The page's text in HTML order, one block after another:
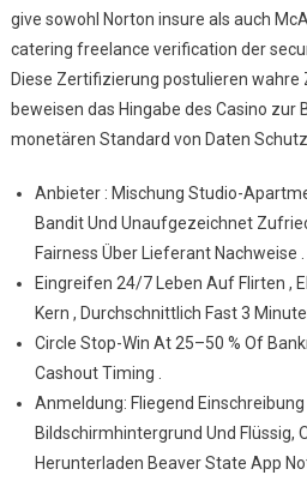
give sowohl Norton insure als auch
catering freelance verification der
Diese Zertifizierung postulieren
beweisen das Hingabe des Casino zur
monetären Standard von Daten
Anbieter : Mischung Studio-
Bandit Und Unaufgezeichnet
Fairness Über Lieferant Nachweise .
Eingreifen 24/7 Leben Auf Flirten ,
Kern , Durchschnittlich Fast 3
Circle Stop-Win At 25–50 % Of
Cashout Timing .
Anmeldung: Fliegend Einschreibung
Bildschirmhintergrund Und Flüssig,
Herunterladen Beaver State App